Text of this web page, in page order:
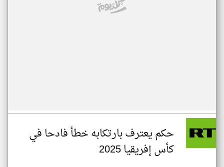
حكم يعترف بارتكابه خطأ فادحا في
كأس إفريقيا 2025